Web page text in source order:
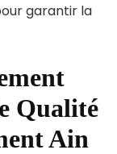
garantir la
Qualité
Ain